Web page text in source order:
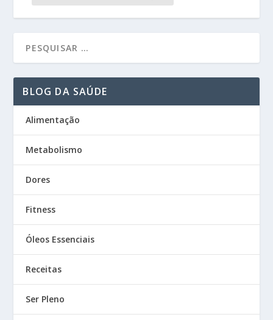
BLOG DA SAÚDE
Alimentação
Metabolismo
Dores
Fitness
Óleos Essenciais
Receitas
Ser Pleno